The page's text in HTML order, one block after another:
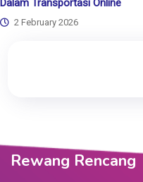
Dalam Transportasi Online
2 February 2026
Rewang Rencang